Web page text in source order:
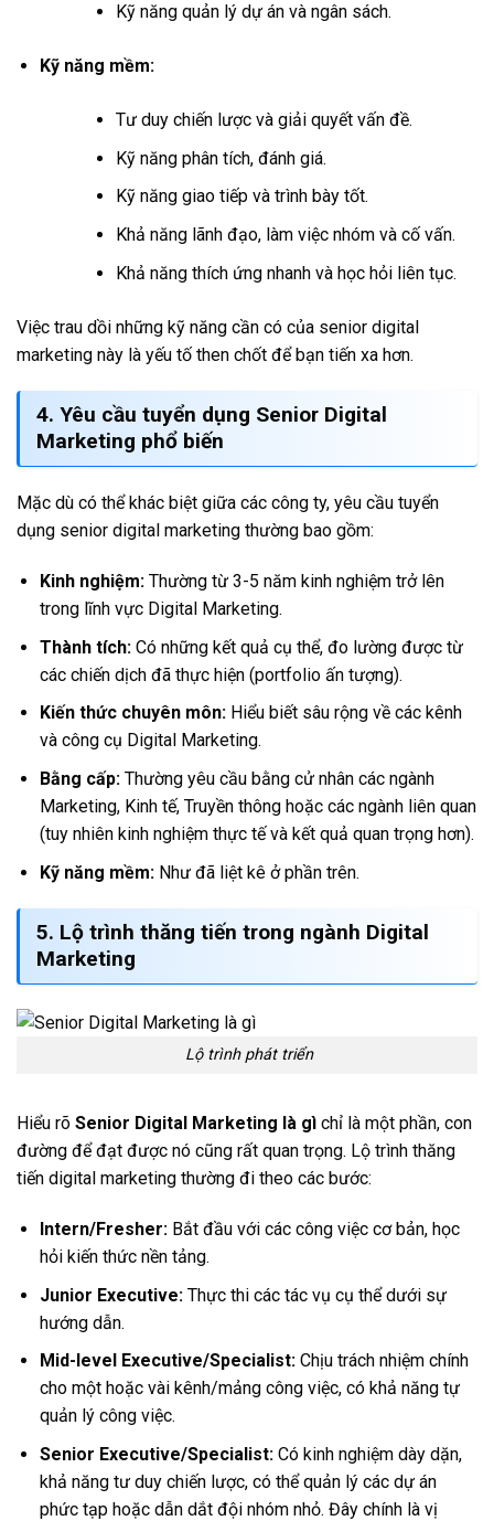
Kỹ năng quản lý dự án và ngân sách.
Kỹ năng mềm:
Tư duy chiến lược và giải quyết vấn đề.
Kỹ năng phân tích, đánh giá.
Kỹ năng giao tiếp và trình bày tốt.
Khả năng lãnh đạo, làm việc nhóm và cố vấn.
Khả năng thích ứng nhanh và học hỏi liên tục.
Việc trau dồi những kỹ năng cần có của senior digital
marketing này là yếu tố then chốt để bạn tiến xa hơn.
4. Yêu cầu tuyển dụng Senior Digital
Marketing phổ biến
Mặc dù có thể khác biệt giữa các công ty, yêu cầu tuyển
dụng senior digital marketing thường bao gồm:
Kinh nghiệm:Thường từ 3-5 năm kinh nghiệm trở lên
trong lĩnh vực Digital Marketing.
Thành tích:Có những kết quả cụ thể, đo lường được từ
các chiến dịch đã thực hiện (portfolio ấn tượng).
Kiến thức chuyên môn:Hiểu biết sâu rộng về các kênh
và công cụ Digital Marketing.
Bằng cấp:Thường yêu cầu bằng cử nhân các ngành
Marketing, Kinh tế, Truyền thông hoặc các ngành liên quan
(tuy nhiên kinh nghiệm thực tế và kết quả quan trọng hơn).
Kỹ năng mềm:Như đã liệt kê ở phần trên.
5. Lộ trình thăng tiến trong ngành Digital
Marketing
Lộ trình phát triển
Hiểu rõ Senior Digital Marketing là gì chỉ là một phần, con
đường để đạt được nó cũng rất quan trọng. Lộ trình thăng
tiến digital marketing thường đi theo các bước:
Intern/Fresher:Bắt đầu với các công việc cơ bản, học
hỏi kiến thức nền tảng.
Junior Executive:Thực thi các tác vụ cụ thể dưới sự
hướng dẫn.
Mid-level Executive/Specialist:Chịu trách nhiệm chính
cho một hoặc vài kênh/mảng công việc, có khả năng tự
quản lý công việc.
Senior Executive/Specialist:Có kinh nghiệm dày dặn,
khả năng tư duy chiến lược, có thể quản lý các dự án
phức tạp hoặc dẫn dắt đội nhóm nhỏ. Đây chính là vị